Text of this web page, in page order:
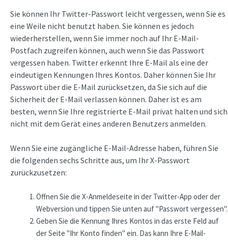
Sie können Ihr Twitter-Passwort leicht vergessen, wenn Sie es
eine Weile nicht benutzt haben. Sie können es jedoch
wiederherstellen, wenn Sie immer noch auf Ihr E-Mail-
Postfach zugreifen können, auch wenn Sie das Passwort
vergessen haben. Twitter erkennt Ihre E-Mail als eine der
eindeutigen Kennungen Ihres Kontos. Daher können Sie Ihr
Passwort über die E-Mail zurücksetzen, da Sie sich auf die
Sicherheit der E-Mail verlassen können. Daher ist es am
besten, wenn Sie Ihre registrierte E-Mail privat halten und sich
nicht mit dem Gerät eines anderen Benutzers anmelden.
Wenn Sie eine zugängliche E-Mail-Adresse haben, führen Sie
die folgenden sechs Schritte aus, um Ihr X-Passwort
zurückzusetzen:
Öffnen Sie die X-Anmeldeseite in der Twitter-App oder der
Webversion und tippen Sie unten auf "Passwort vergessen".
Geben Sie die Kennung Ihres Kontos in das erste Feld auf
der Seite "Ihr Konto finden" ein. Das kann Ihre E-Mail-